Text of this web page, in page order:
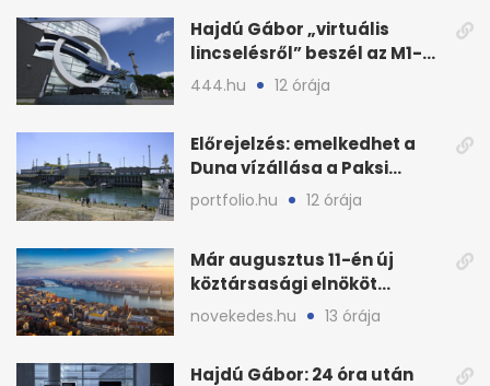
Hajdú Gábor „virtuális
lincselésről” beszél az M1-
ből kirúgása után
444.hu 12 órája
Előrejelzés: emelkedhet a
Duna vízállása a Paksi
Atomerőműnél
portfolio.hu 12 órája
Már augusztus 11-én új
köztársasági elnököt
választhat az Országgyűlés
novekedes.hu 13 órája
Hajdú Gábor: 24 óra után